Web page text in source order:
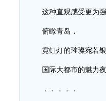
这种直观感受更为强
俯瞰青岛，
霓虹灯的璀璨宛若银
国际大都市的魅力
．．．．．